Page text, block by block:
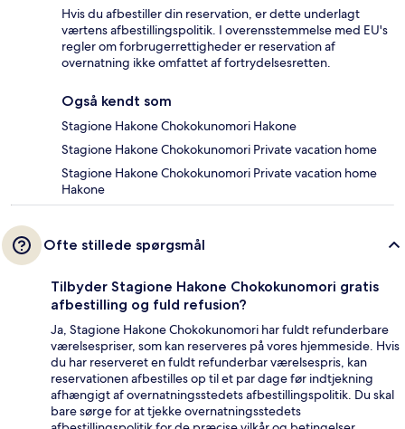
Hvis du afbestiller din reservation, er dette underlagt
værtens afbestillingspolitik. I overensstemmelse med EU's
regler om forbrugerrettigheder er reservation af
overnatning ikke omfattet af fortrydelsesretten.
Også kendt som
Stagione Hakone Chokokunomori Hakone
Stagione Hakone Chokokunomori Private vacation home
Stagione Hakone Chokokunomori Private vacation home
Hakone
Ofte stillede spørgsmål
Tilbyder Stagione Hakone Chokokunomori gratis
afbestilling og fuld refusion?
Ja, Stagione Hakone Chokokunomori har fuldt refunderbare
værelsespriser, som kan reserveres på vores hjemmeside. Hvis
du har reserveret en fuldt refunderbar værelsespris, kan
reservationen afbestilles op til et par dage før indtjekning
afhængigt af overnatningsstedets afbestillingspolitik. Du skal
bare sørge for at tjekke overnatningsstedets